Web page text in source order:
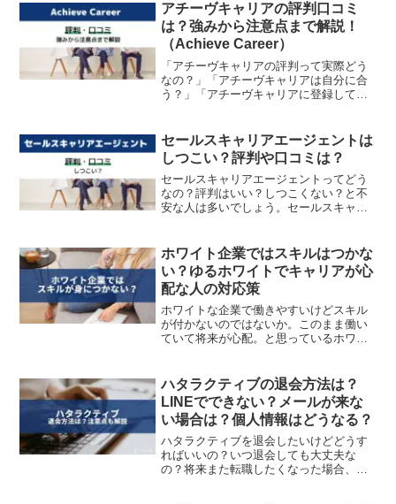
アチーヴキャリアの評判口コミ
は？強みから注意点まで解説！
（Achieve Career）
「アチーヴキャリアの評判って実際どう
なの？」「アチーヴキャリアは自分に合
う？」「アチーヴキャリアに登録してみ
されているアチーヴキャリア。とくに静
岡・愛知エリアの製造業や...
セールスキャリアエージェントは
しつこい？評判や口コミは？
セールスキャリアエージェントってどう
なの？評判はいい？しつこくない？と不
安な人は多いでしょう。セールスキャリ
いる人におすすめです。選考通過率が高
いと謳われているので、現...
ホワイト企業ではスキルはつかな
い？ゆるホワイトでキャリアが心
配な人の対応策
ホワイトな企業で働きやすいけどスキル
が付かないのではないか。このまま働い
ていて将来が心配。と思っているホワイ
続けている筆者が、20代をどのように過
ごしていくべきか解説...
ハタラクティブの退会方法は？
LINEでできない？メールが来な
い場合は？個人情報はどうなる？
ハタラクティブを退会したいけどどうす
ればいいの？いつ退会しても大丈夫な
の？将来また転職したくなった場合、再